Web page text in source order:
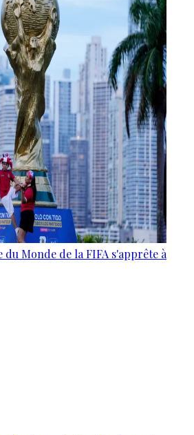
Monde de la FIFA s'apprête à